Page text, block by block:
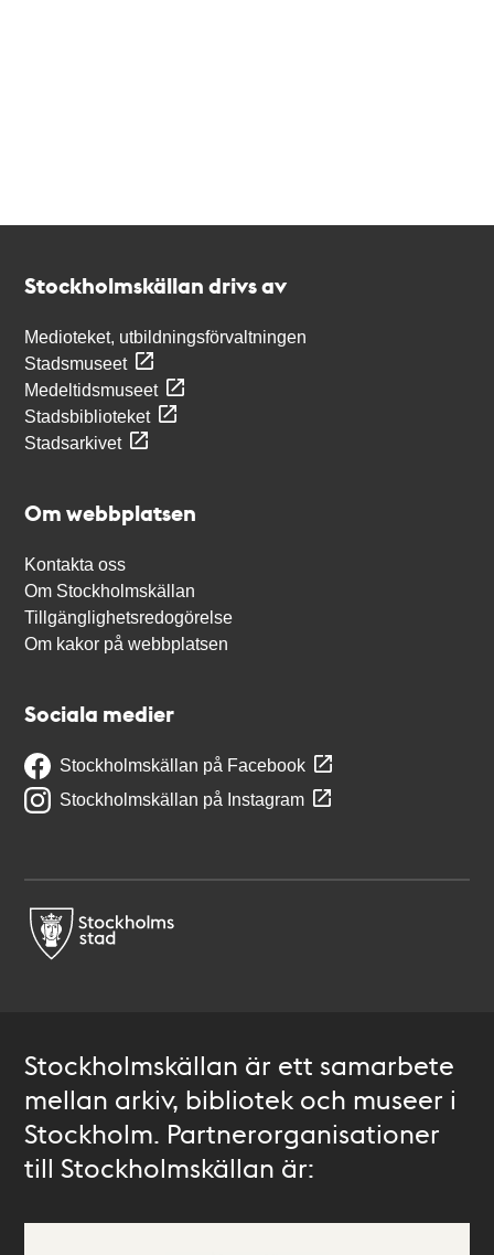
Stockholmskällan drivs av
Medioteket, utbildningsförvaltningen
Stadsmuseet
Medeltidsmuseet
Stadsbiblioteket
Stadsarkivet
Om webbplatsen
Kontakta oss
Om Stockholmskällan
Tillgänglighetsredogörelse
Om kakor på webbplatsen
Sociala medier
Stockholmskällan på Facebook
Stockholmskällan på Instagram
Stockholmskällan är ett samarbete
mellan arkiv, bibliotek och museer i
Stockholm. Partnerorganisationer
till Stockholmskällan är: